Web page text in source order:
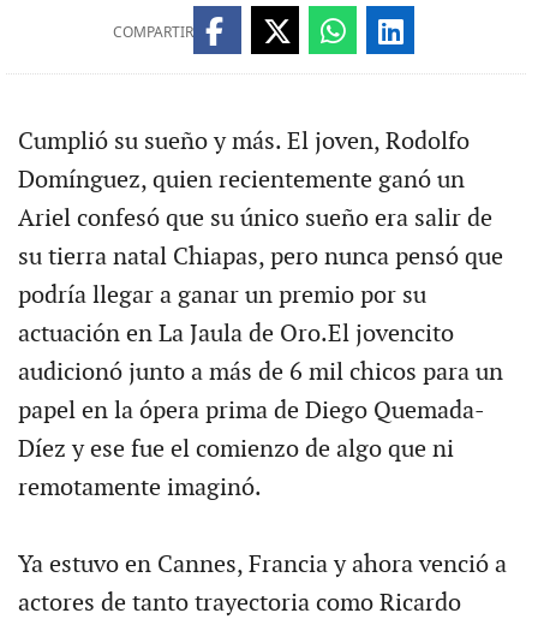
COMPARTIR
Cumplió su sueño y más. El joven, Rodolfo
Domínguez, quien recientemente ganó un
Ariel confesó que su único sueño era salir de
su tierra natal Chiapas, pero nunca pensó que
podría llegar a ganar un premio por su
actuación en La Jaula de Oro.El jovencito
audicionó junto a más de 6 mil chicos para un
papel en la ópera prima de Diego Quemada-
Díez y ese fue el comienzo de algo que ni
remotamente imaginó.
Ya estuvo en Cannes, Francia y ahora venció a
actores de tanto trayectoria como Ricardo